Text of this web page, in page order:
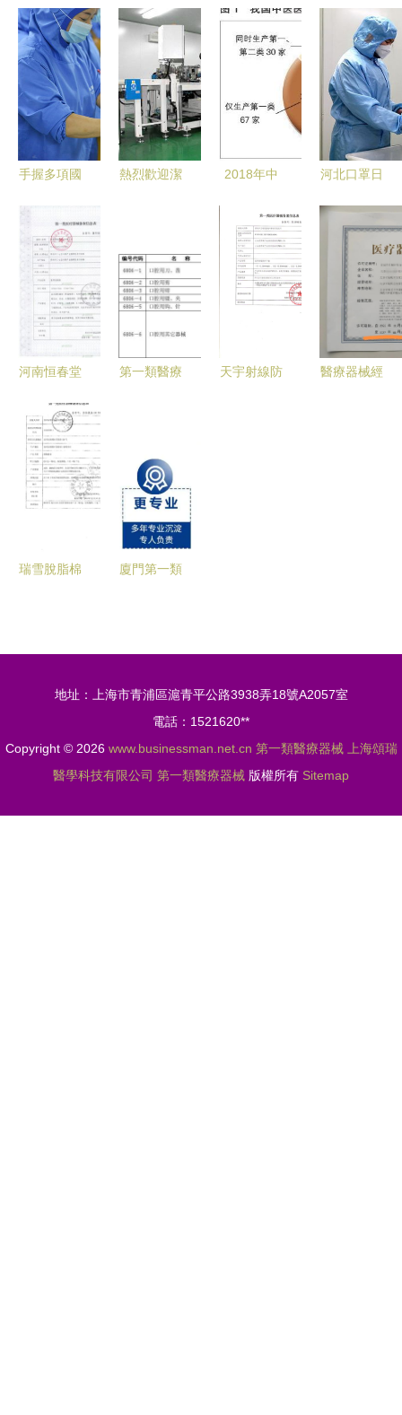
手握多項國
幫廚食帶打
造西南最大
蝦類產品生
產基地，并
布局第一類
醫療器械新
熱烈歡迎潔
鹿工業園
共繪第一類
醫療器械發
展新藍圖
2018年中
器械產業發
展報告 中
醫醫療器械
進入發展新
類醫療器械
河北口罩日
萬只 邯鄲
日產量位居
第一 第一
類醫療器械
河南恒春堂
第一類醫療
器械，守護
健康每一步
第一類醫療
門級醫療產
品
天宇射線防
醫療器械經
瑞雪脫脂棉
廈門第一類
析
地址：上海市青浦區滬青平公路3938弄18號A2057室
電話：1521620**
Copyright © 2026 www.businessman.net.cn 第一類醫療器械 上海頌瑞
醫學科技有限公司 第一類醫療器械 版權所有 Sitemap